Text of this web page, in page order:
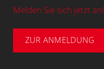
Melden Sie sich jetzt an!
ZUR ANMELDUNG